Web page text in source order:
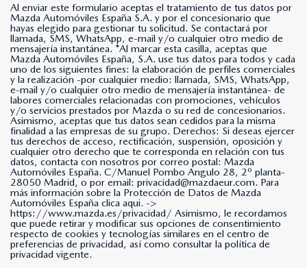
Al enviar este formulario aceptas el tratamiento de tus datos por
Mazda Automóviles España S.A. y por el concesionario que
hayas elegido para gestionar tu solicitud. Se contactará por
llamada, SMS, WhatsApp, e-mail y/o cualquier otro medio de
mensajería instantánea. *Al marcar esta casilla, aceptas que
Mazda Automóviles España, S.A. use tus datos para todos y cada
uno de los siguientes fines: la elaboración de perfiles comerciales
y la realización -por cualquier medio: llamada, SMS, WhatsApp,
e-mail y/o cualquier otro medio de mensajería instantánea- de
labores comerciales relacionadas con promociones, vehículos
y/o servicios prestados por Mazda o su red de concesionarios.
Asimismo, aceptas que tus datos sean cedidos para la misma
finalidad a las empresas de su grupo. Derechos: Si deseas ejercer
tus derechos de acceso, rectificación, suspensión, oposición y
cualquier otro derecho que te corresponda en relación con tus
datos, contacta con nosotros por correo postal: Mazda
Automóviles España. C/Manuel Pombo Angulo 28, 2º planta-
28050 Madrid, o por email: privacidad@mazdaeur.com. Para
más información sobre la Protección de Datos de Mazda
Automóviles España clica aqui. ->
https://www.mazda.es/privacidad/
que puede retirar y modificar sus opciones de consentimiento
respecto de cookies y tecnologías similares en el centro de
preferencias de privacidad, así como consultar la política de
privacidad vigente.